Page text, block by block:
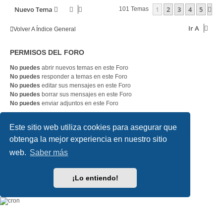
Este sitio web utiliza cookies para asegurar que
obtenga la mejor experiencia en nuestro sitio
web. Saber más
¡Lo entiendo!
Nuevo Tema 101 Temas 1 2 3 4 5
Volver A Índice General Ir A
PERMISOS DEL FORO
No puedes abrir nuevos temas en este Foro
No puedes responder a temas en este Foro
No puedes editar sus mensajes en este Foro
No puedes borrar sus mensajes en este Foro
No puedes enviar adjuntos en este Foro
SLOTDIGITAL Índice general Contáctanos
Borrar cookies
Todos los horarios sonUTC
Traducción al español porphpBB España
created by INVENTEA & v12mike
Condiciones